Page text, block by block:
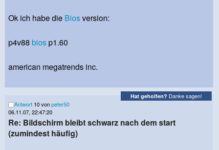
Ok ich habe die Biosversion:
p4v88 biosp1.60
american megatrends inc.
Hat geholfen? Danke sagen!
Antwort 10 vonpeter50
06.11.07, 22:47:20
Re: Bildschirm bleibt schwarz nach dem start
(zumindest häufig)